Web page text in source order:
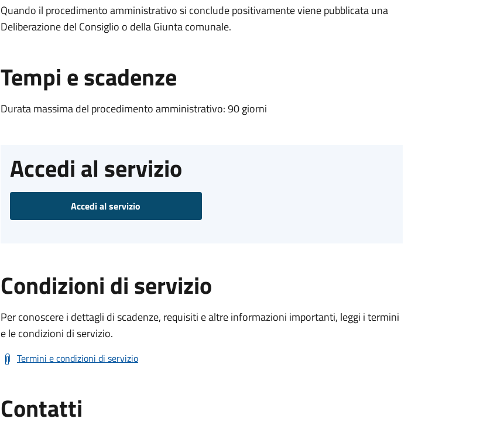
Quando il procedimento amministrativo si conclude positivamente viene pubblicata una
Deliberazione del Consiglio o della Giunta comunale.
Tempi e scadenze
Durata massima del procedimento amministrativo: 90 giorni
Accedi al servizio
Accedi al servizio
Condizioni di servizio
Per conoscere i dettagli di scadenze, requisiti e altre informazioni importanti, leggi i termini
e le condizioni di servizio.
Termini e condizioni di servizio
Contatti